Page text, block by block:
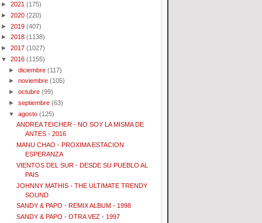
► 2021 (175)
► 2020 (220)
► 2019 (407)
► 2018 (1138)
► 2017 (1027)
▼ 2016 (1155)
►diciembre (117)
►noviembre (105)
►octubre (99)
►septiembre (63)
▼agosto (125)
ANDREA TEICHER - NO SOY LA MISMA DE
ANTES - 2016
MANU CHAO - PROXIMA ESTACION
ESPERANZA
VIENTOS DEL SUR - DESDE SU PUEBLO AL
PAIS
JOHNNY MATHIS - THE ULTIMATE TRENDY
SOUND
SANDY & PAPO - REMIX ALBUM - 1998
SANDY & PAPO - OTRA VEZ - 1997